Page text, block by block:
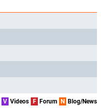
V Videos F Forum N Blog/News